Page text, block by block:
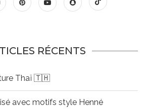
RÉCENTS
Thaï 🇹🇭
avec motifs style Henné